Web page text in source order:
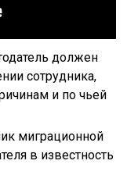
должен
сотрудника,
и по чьей
миграционной
в известность